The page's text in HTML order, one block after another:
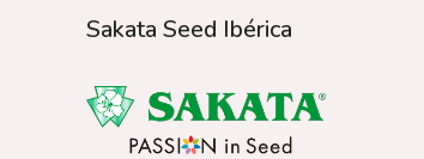
Sakata Seed Ibérica